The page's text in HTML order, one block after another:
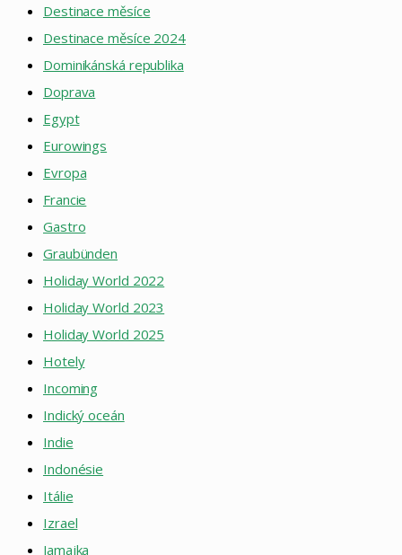
Destinace měsíce
Destinace měsíce 2024
Dominikánská republika
Doprava
Egypt
Eurowings
Evropa
Francie
Gastro
Graubünden
Holiday World 2022
Holiday World 2023
Holiday World 2025
Hotely
Incoming
Indický oceán
Indie
Indonésie
Itálie
Izrael
Jamajka